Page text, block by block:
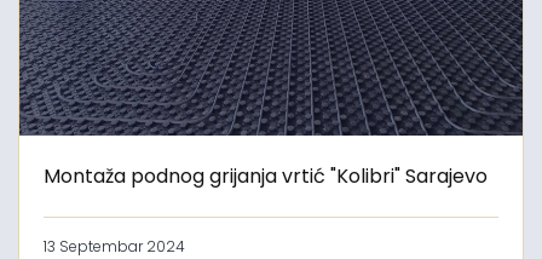
Montaža podnog grijanja vrtić "Kolibri" Sarajevo
13 Septembar 2024